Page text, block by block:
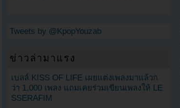
Tweets by @KpopYouzab
ข่าวล่ามาแรง
เบลล์ KISS OF LIFE เผยแต่งเพลงมาแล้วก
ว่า 1,000 เพลง แถมเคยร่วมเขียนเพลงให้ LE
SSERAFIM